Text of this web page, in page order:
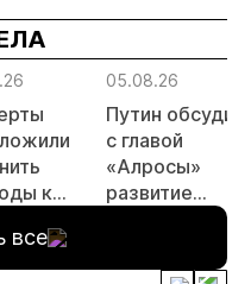
к
05.08.26
Путин обсудил
с главой
«Алросы»
развитие
золотодобычи
все